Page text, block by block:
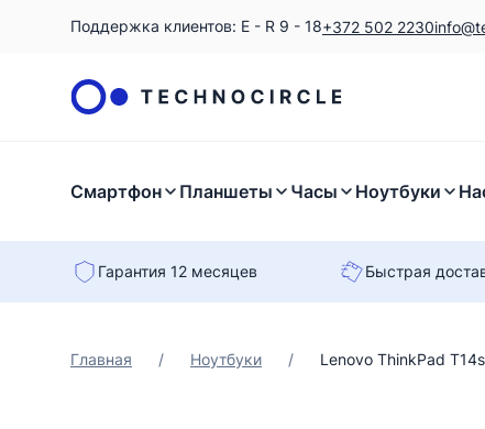
Поддержка клиентов: E - R 9 - 18+372 502 2230
Смартфон Планшеты Часы Ноутбуки
Гарантия 12 месяцев Быстрая
Главная / Ноутбуки / Lenovo ThinkPad